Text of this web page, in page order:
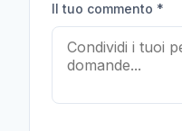
Il tuo commento *